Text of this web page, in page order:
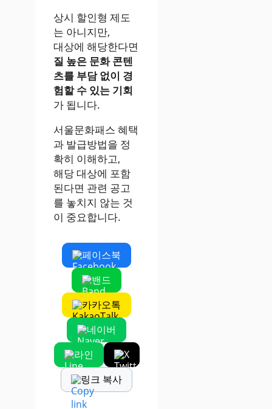
상시 할인형 제도
는 아니지만,
대상에 해당한다면
질 높은 문화 콘텐
츠를 부담 없이 경
험할 수 있는 기회
가 됩니다.
서울문화패스 혜택
과 발급방법을 정
확히 이해하고,
해당 대상에 포함
된다면 관련 공고
를 놓치지 않는 것
이 중요합니다.
페이스북
밴드
카카오톡
네이버
라인
X
링크 복사